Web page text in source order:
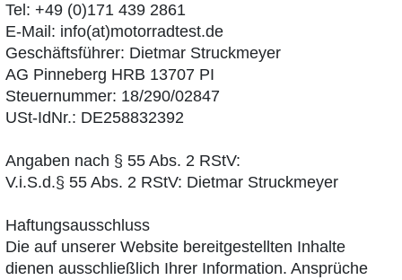
Tel: +49 (0)171 439 2861
E-Mail: info(at)motorradtest.de
Geschäftsführer: Dietmar Struckmeyer
AG Pinneberg HRB 13707 PI
Steuernummer: 18/290/02847
USt-IdNr.: DE258832392
Angaben nach § 55 Abs. 2 RStV:
V.i.S.d.§ 55 Abs. 2 RStV: Dietmar Struckmeyer
Haftungsausschluss
Die auf unserer Website bereitgestellten Inhalte
dienen ausschließlich Ihrer Information. Ansprüche